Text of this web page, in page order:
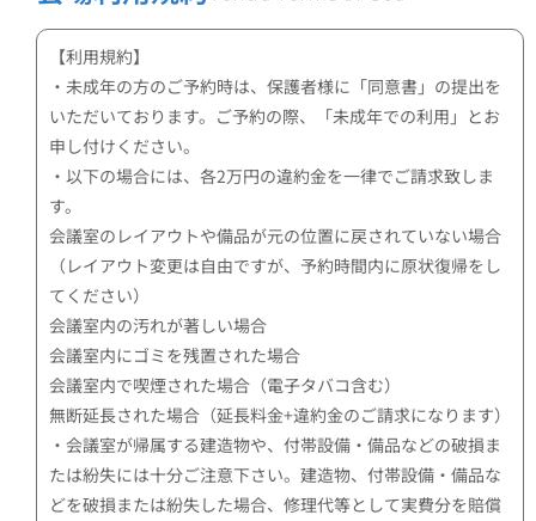
【利用規約】
・未成年の方のご予約時は、保護者様に「同意書」の提出を
いただいております。ご予約の際、「未成年での利用」とお
申し付けください。
・以下の場合には、各2万円の違約金を一律でご請求致しま
す。
会議室のレイアウトや備品が元の位置に戻されていない場合
（レイアウト変更は自由ですが、予約時間内に原状復帰をし
てください）
会議室内の汚れが著しい場合
会議室内にゴミを残置された場合
会議室内で喫煙された場合（電子タバコ含む）
無断延長された場合（延長料金+違約金のご請求になります）
・会議室が帰属する建造物や、付帯設備・備品などの破損ま
たは紛失には十分ご注意下さい。建造物、付帯設備・備品な
どを破損または紛失した場合、修理代等として実費分を賠償